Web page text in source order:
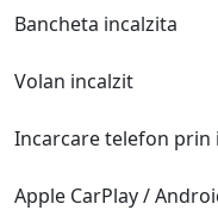
Bancheta incalzita
Volan incalzit
Incarcare telefon prin
Apple CarPlay /